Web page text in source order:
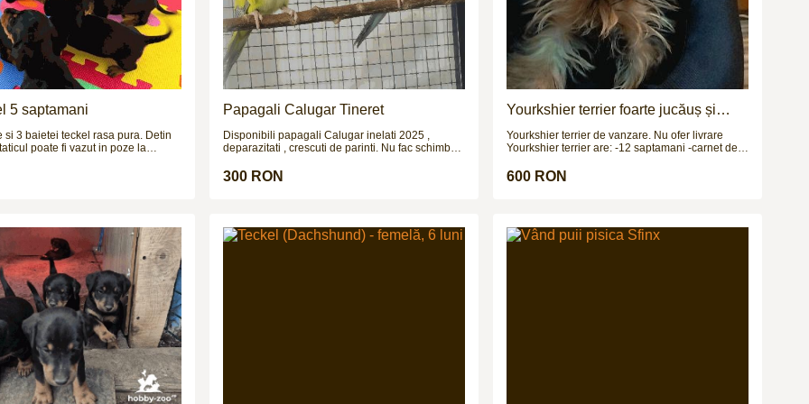
5 saptamani
3 baietei teckel rasa pura. Detin
poate fi vazut in poze la
vaccinati in cateva zile.
Papagali Calugar Tineret
Disponibili papagali Calugar inelati 2025 ,
deparazitati , crescuti de parinti. Nu fac schimburi
300 RON
Yourkshier terrier foarte jucăuș și
Yourkshier terrier de vanzare. Nu ofer livrare
Yourkshier terrier are: -12 saptamani -carnet de
nasterii= 8.09.2025 PRETUL ESTE
NEGOCIABIL!!!
600 RON